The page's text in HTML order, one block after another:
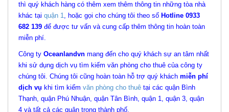
thì quý khách hàng có thêm xem thêm thông tin những tòa nhà
khác tại quận 1, hoặc gọi cho chúng tôi theo số Hotline 0933
682 139 để được tư vấn và cung cấp thêm thông tin hoàn toàn
miễn phí.
Công ty Oceanlandvn mang đến cho quý khách sự an tâm nhất
khi sử dụng dịch vụ tìm kiếm văn phòng cho thuê của công ty
chúng tôi. Chúng tôi cũng hoàn toàn hỗ trợ quý khách miễn phí
dịch vụ khi tìm kiếm văn phòng cho thuê tại các quận Bình
Thạnh, quận Phú Nhuận, quận Tân Bình, quận 1, quận 3, quận
4 và tất cả các quận trong thành phố.